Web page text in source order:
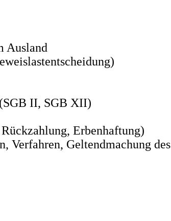
Ausland
II, SGB XII)
Erbenhaftung)
Verfahren, Geltendmachung des